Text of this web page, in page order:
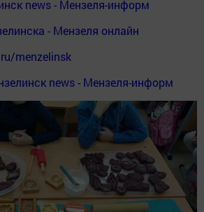
news - Мензеля-информ
- Мензеля онлайн
menzelinsk
news - Мензеля-информ